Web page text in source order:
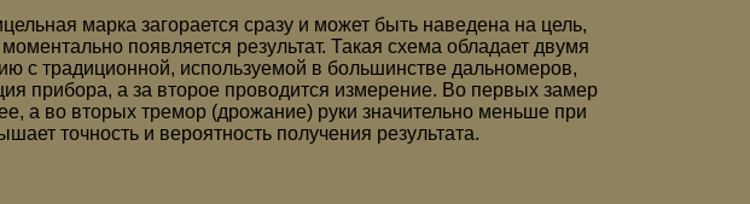
марка загорается сразу и может быть наведена на цель,
появляется результат. Такая схема обладает двумя
с традиционной, используемой в большинстве дальномеров,
прибора, а за второе проводится измерение. Во первых замер
а во вторых тремор (дрожание) руки значительно меньше при
точность и вероятность получения результата.